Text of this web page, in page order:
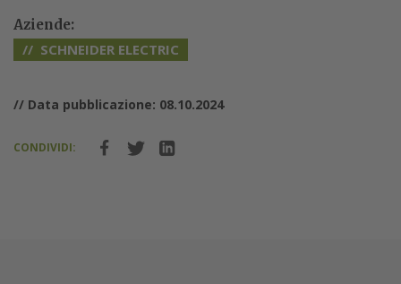
Aziende:
SCHNEIDER ELECTRIC
// Data pubblicazione: 08.10.2024
CONDIVIDI: